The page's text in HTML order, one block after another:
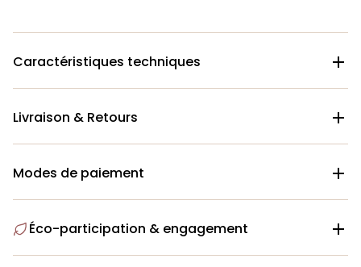
Caractéristiques techniques 
Livraison & Retours 
Modes de paiement 
Éco-participation & engagement 